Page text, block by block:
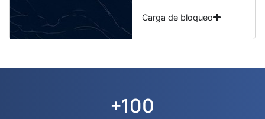
Carga de bloqueo
+100